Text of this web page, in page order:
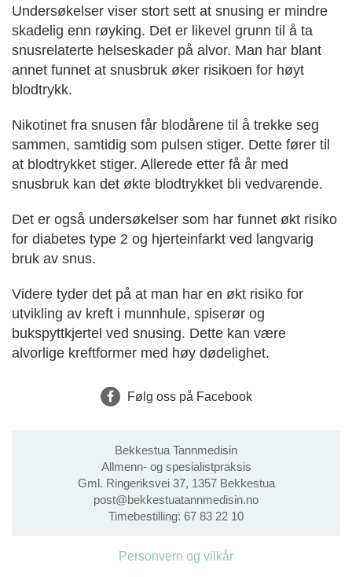
Undersøkelser viser stort sett at snusing er mindre
skadelig enn røyking. Det er likevel grunn til å ta
snusrelaterte helseskader på alvor. Man har blant
annet funnet at snusbruk øker risikoen for høyt
blodtrykk.
Nikotinet fra snusen får blodårene til å trekke seg
sammen, samtidig som pulsen stiger. Dette fører til
at blodtrykket stiger. Allerede etter få år med
snusbruk kan det økte blodtrykket bli vedvarende.
Det er også undersøkelser som har funnet økt risiko
for diabetes type 2 og hjerteinfarkt ved langvarig
bruk av snus.
Videre tyder det på at man har en økt risiko for
utvikling av kreft i munnhule, spiserør og
bukspyttkjertel ved snusing. Dette kan være
alvorlige kreftformer med høy dødelighet.
Følg oss på Facebook
Bekkestua Tannmedisin
Allmenn- og spesialistpraksis
Gml. Ringeriksvei 37, 1357 Bekkestua
post@bekkestuatannmedisin.no
Timebestilling: 67 83 22 10
Personvern og vilkår